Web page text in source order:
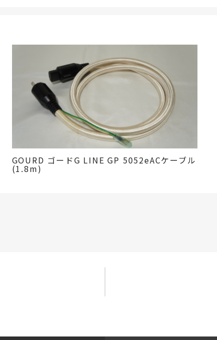
GOURD ゴードG LINE GP 5052eACケーブル
(1.8m)